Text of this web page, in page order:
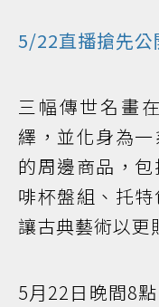
5/22直播搶先
三幅傳世名畫
繹，並化身為
的周邊商品，
啡杯盤組、托
讓古典藝術以更
5月22日晚間8